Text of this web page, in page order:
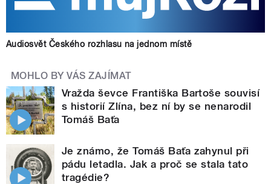
Audiosvět Českého rozhlasu na jednom místě
MOHLO BY VÁS ZAJÍMAT
Vražda ševce Františka Bartoše souvisí
s historií Zlína, bez ní by se nenarodil
Tomáš Baťa
Je známo, že Tomáš Baťa zahynul při
pádu letadla. Jak a proč se stala tato
tragédie?